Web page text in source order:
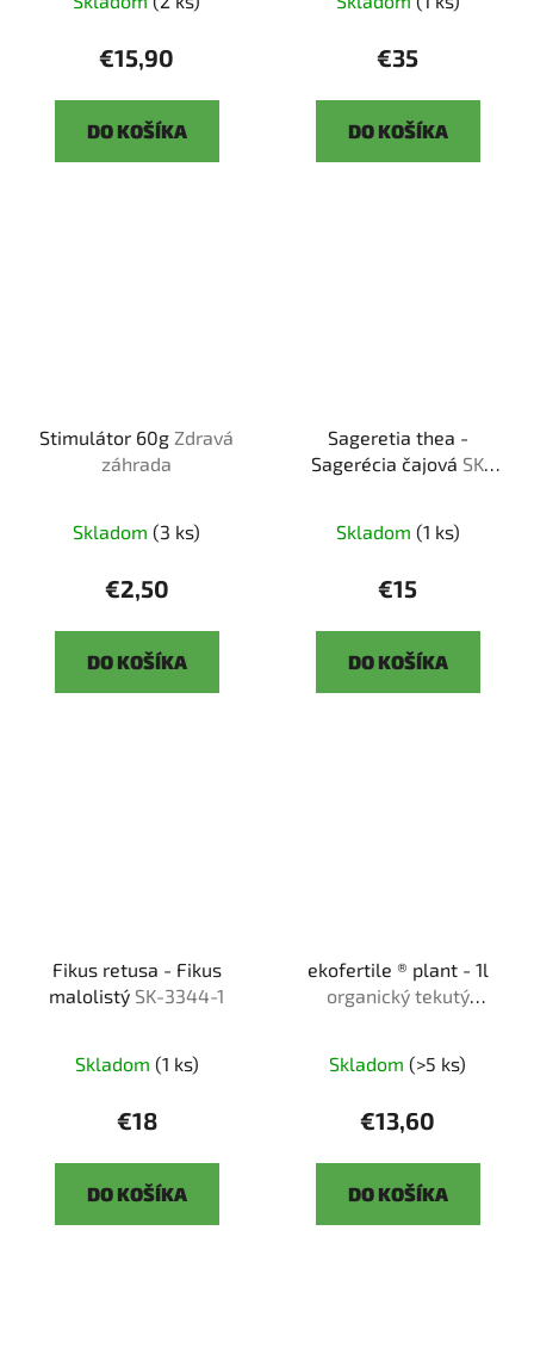
€15,90
DO KOŠÍKA
€35
DO KOŠÍKA
Stimulátor 60g Zdravá
záhrada
Skladom (3 ks)
€2,50
DO KOŠÍKA
Sageretia thea -
Sagerécia čajová SK
Skladom (1 ks)
€15
DO KOŠÍKA
Fikus retusa - Fikus
malolistý SK-3344-1
Skladom (1 ks)
€18
DO KOŠÍKA
ekofertile ® plant - 1l
organický tekutý
Skladom (>5 ks)
€13,60
DO KOŠÍKA